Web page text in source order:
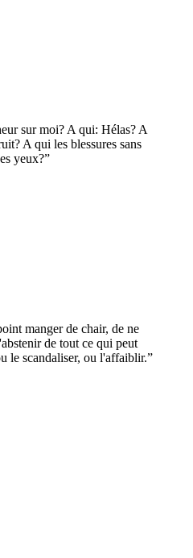
sur moi? A qui: Hélas? A
A qui les blessures sans
yeux?”
manger de chair, de ne
de tout ce qui peut
le scandaliser, ou l'affaiblir.”